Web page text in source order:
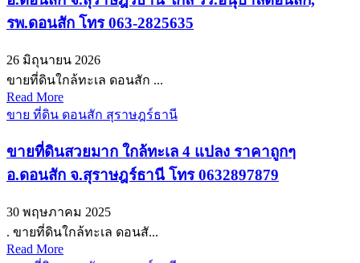
รพ.ดอนสัก โทร 063-2825635
26 มิถุนายน 2026
ขายที่ดินใกล้ทะเล ดอนสัก ...
Read More
ขาย ที่ดิน ดอนสัก สุราษฎร์ธานี
ขายที่ดินสวยมาก ใกล้ทะเล 4 แปลง ราคาถูกๆ
อ.ดอนสัก จ.สุราษฎร์ธานี โทร 0632897879
30 พฤษภาคม 2025
. ขายที่ดินใกล้ทะเล ดอนสั...
Read More